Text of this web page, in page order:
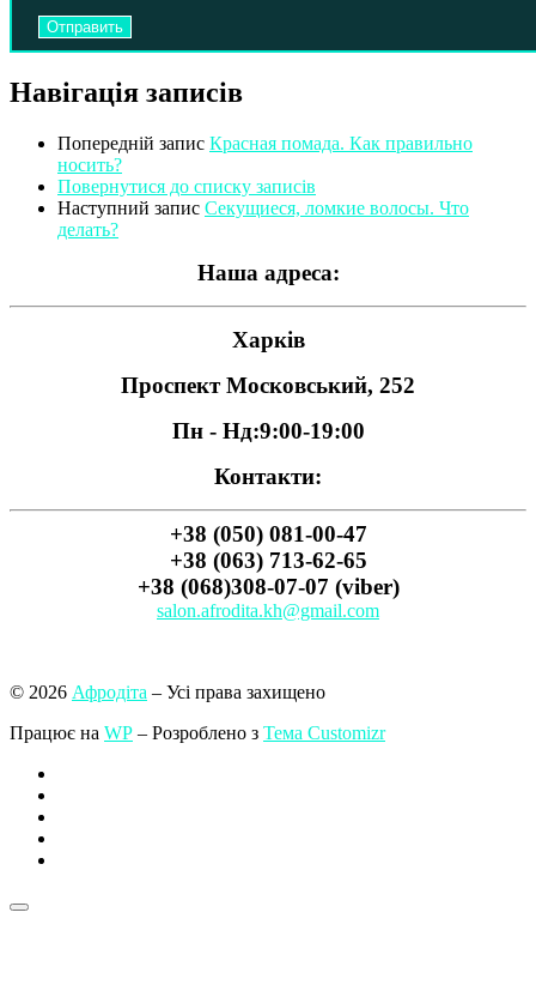
Навігація записів
Попередній запис Красная помада. Как правильно
носить?
Повернутися до списку записів
Наступний запис Секущиеся, ломкие волосы. Что
делать?
Наша адреса:
Харків
Проспект Московський, 252
Пн - Нд:9:00-19:00
Контакти:
+38 (050) 081-00-47
+38 (063) 713-62-65
+38 (068)308-07-07 (viber)
salon.afrodita.kh@gmail.com
© 2026 Афродіта – Усі права захищено
Працює на WP – Розроблено з Тема Customizr